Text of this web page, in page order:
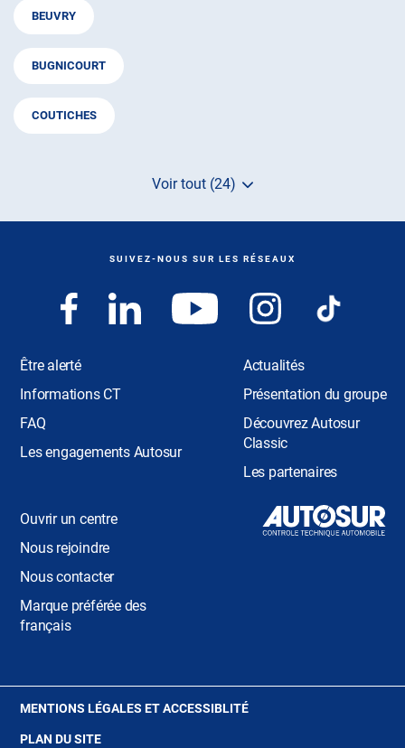
BEUVRY
BUGNICOURT
COUTICHES
Voir tout (24)
de
de
de
SUIVEZ-NOUS SUR LES RÉSEAUX
Être alerté
Informations CT
FAQ
Les engagements Autosur
Actualités
Présentation du groupe
Découvrez Autosur
Classic
Les partenaires
Ouvrir un centre
Nous rejoindre
Nous contacter
Marque préférée des
français
MENTIONS LÉGALES ET ACCESSIBLITÉ(OUVRE
PLAN DU SITE